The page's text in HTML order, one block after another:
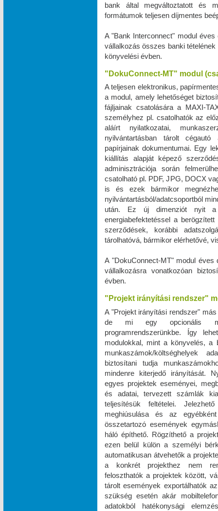
bank által megváltoztatott és
formátumok teljesen díjmentes
A "Bank Interconnect" modul
vállalkozás összes banki
könyvelési évben.
"DokuConnect-MT" modul
A teljesen elektronikus,
a modul, amely lehetőséget
fájljainak csatolására a
személyhez pl. csatolhatók az
aláírt nyilatkozatai,
nyilvántartásban tárolt cégautó
papírjainak dokumentumai. Egy
kiállítás alapját képező
adminisztrációja során
csatolható pl. PDF, JPG, DOCX
is és ezek bármikor
nyilvántartásból/adatcsoportból
után. Ez új dimenziót nyit a
energiabefektetéssel a
szerződések, korábbi
tárolhatóvá, bármikor elérhetővé,
A "DokuConnect-MT" modul
vállalkozásra vonatkozóan
évben.
"Projekt irányítási rendszer"
A "Projekt irányítási rendszer"
de mi egy opcionális
programrendszerünkbe. Így
modulokkal, mint a könyvelés, a
munkaszámok/költséghelyek
biztosítani tudja
mindenre kiterjedő irányítását.
egyes projektek eseményei,
és adatai, tervezett számlák
teljesítésük feltételei.
meghiúsulása és az
összetartozó események
háló építhető. Rögzíthető a
ezen belül külön a személyi
automatikusan átvehetők a
a konkrét projekthez nem
feloszthatók a projektek között,
tárolt események exportálhatók
szükség esetén akár
adatokból hatékonysági